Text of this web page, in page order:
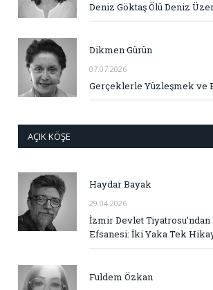
Deniz Göktaş Ölü Deniz
Dikmen Gürün
07.07.2026
Gerçeklerle Yüzleşmek ve
AÇIK KÖŞE
Haydar Bayak
29.04.2026
İzmir Devlet
Efsanesi: İki Yaka Tek
Fuldem Özkan